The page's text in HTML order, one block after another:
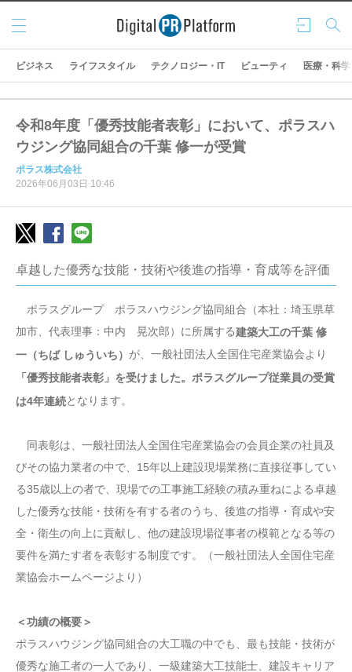
ログ
イン
検索
メニ
ュー
ビジネス ライフスタイル テクノロジー・IT ビューティ 医療・科学
令和8年度「優秀技能者表彰」において、ポラスハ
ウジング協同組合の千葉 修一が受賞
ポラス株式会社
2026年06月03日 10:46
卓越した優秀な技能・技術や後進の指導・育成等を評価
ポラスグループ ポラスハウジング協同組合（本社：埼玉県草
加市、代表理事：中内 晃次郎）に所属する建築大工の千葉 修
一（ちば しゅういち） が、一般社団法人全国住宅産業協会より
「優秀技能者表彰」を受けました。ポラスグループ従業員の受賞
は4年連続となります。
同表彰は、一般社団法人全国住宅産業協会の会員企業の社員及
びその協力業者の中で、15年以上建設現場業務に直接従事してい
る35歳以上の者で、現場での工事施工経験の積み重ねによる卓越
した優秀な技能・技術を有する者のうち、後進の指導・育成や安
全・衛生の向上に貢献し、他の建設現場従事者の模範となる等の
要件を満たす者を表彰する制度です。（一般社団法人全国住宅産
業協会ホームページより）
＜功績の概要＞
ポラスハウジング協同組合の大工職の中でも、最も技能・技術が
優秀な施工者の一人であり、一級建築大工技能士、建設キャリア